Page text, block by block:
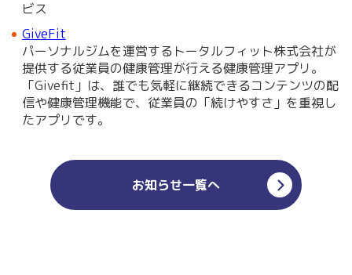
ビス
GiveFit
パーソナルジムを運営するトータルフィット株式会社が
提供する従業員の健康管理が行える健康管理アプリ。
「Givefit」は、誰でも気軽に継続できるコンテンツの配
信や健康管理機能で、従業員の「続けやすさ」を重視し
たアプリです。
お知らせ一覧へ